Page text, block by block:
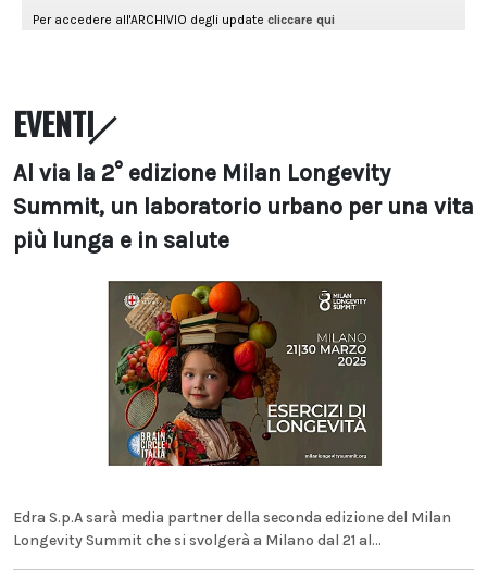
EVENTI
Al via la 2° edizione Milan Longevity
Summit, un laboratorio urbano per una vita
più lunga e in salute
Edra S.p.A sarà media partner della seconda edizione del Milan
Longevity Summit che si svolgerà a Milano dal 21 al...